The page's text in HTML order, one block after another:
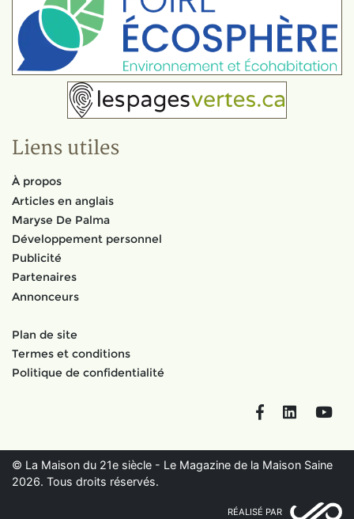
Liens utiles
À propos
Articles en anglais
Maryse De Palma
Développement personnel
Publicité
Partenaires
Annonceurs
Plan de site
Termes et conditions
Politique de confidentialité
FacebookLinkedIn
© La Maison du 21e siècle - Le Magazine de la Maison Saine
2026. Tous droits réservés.
RÉALISÉ PAR